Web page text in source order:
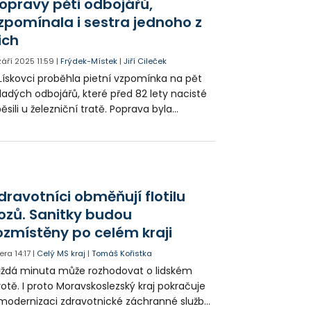
pěti odbojářů,
i sestra jednoho z
2025 11:59 |Frýdek-Místek |Jiří Cileček
proběhla pietní vzpomínka na pět
odbojářů, které před 82 lety nacisté
u železniční tratě. Poprava byla
vlaku. Aktu se zúčastnili zástupci
obměňují flotilu
Sanitky budou
po celém kraji
14:17 | Celý MS kraj |Tomáš Kořistka
minuta může rozhodovat o lidském
I proto Moravskoslezský kraj pokračuje
zdravotnické záchranné služby